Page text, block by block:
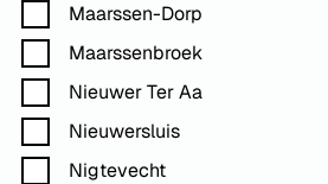
Maarssen-Dorp
Maarssenbroek
Nieuwer Ter Aa
Nieuwersluis
Nigtevecht